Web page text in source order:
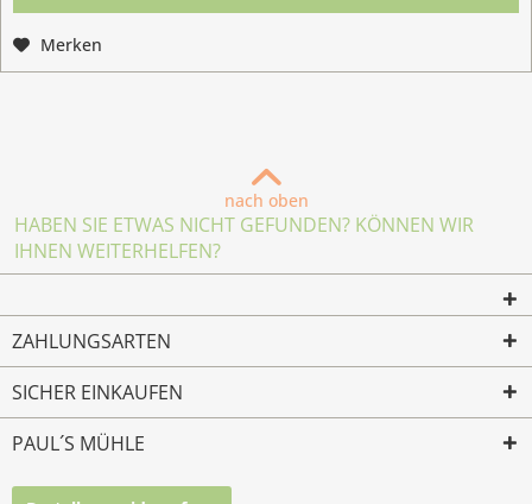
Merken
nach oben
HABEN SIE ETWAS NICHT GEFUNDEN? KÖNNEN WIR
IHNEN WEITERHELFEN?
ZAHLUNGSARTEN
SICHER EINKAUFEN
PAUL´S MÜHLE